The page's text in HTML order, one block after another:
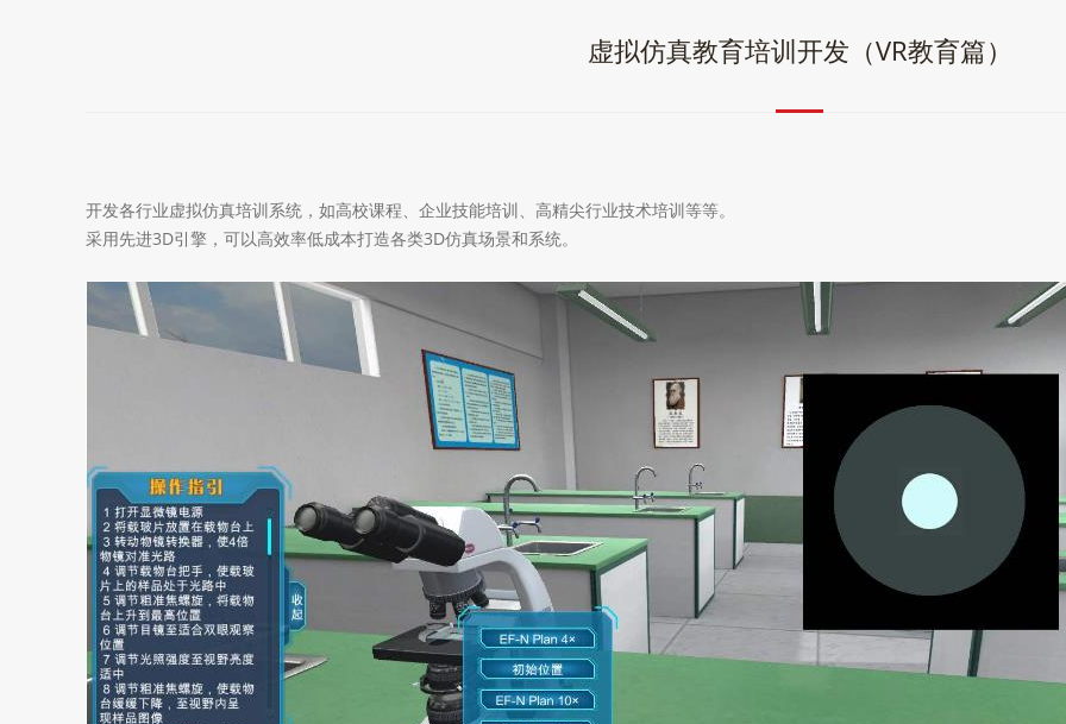
虚拟仿真教育培训开发（VR教育篇）
开发各行业虚拟仿真培训系统，如高校课程、企业技能培训、高精尖行业技术培训等等。
采用先进3D引擎，可以高效率低成本打造各类3D仿真场景和系统。